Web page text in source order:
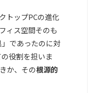
トップPCの進化
ィス空間そのも
であったのに対
の役割を担いま
か、その根源的